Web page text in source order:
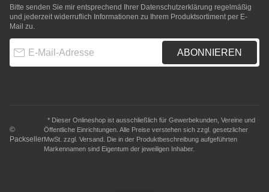
Bitte senden Sie mir entsprechend Ihrer Datenschutzerklärung regelmäßig
und jederzeit widerruflich Informationen zu Ihrem Produktsortiment per E-
Mail zu.
ABONNIEREN
©
Packseller
* Dieser Onlineshop ist ausschließlich für Gewerbekunden, Vereine und
Öffentliche Einrichtungen. Alle Preise verstehen sich zzgl. gesetzlicher
MwSt. zzgl. Versand . Die in der Produktbeschreibung aufgeführten
Markennamen sind Eigentum der jeweiligen Inhaber.